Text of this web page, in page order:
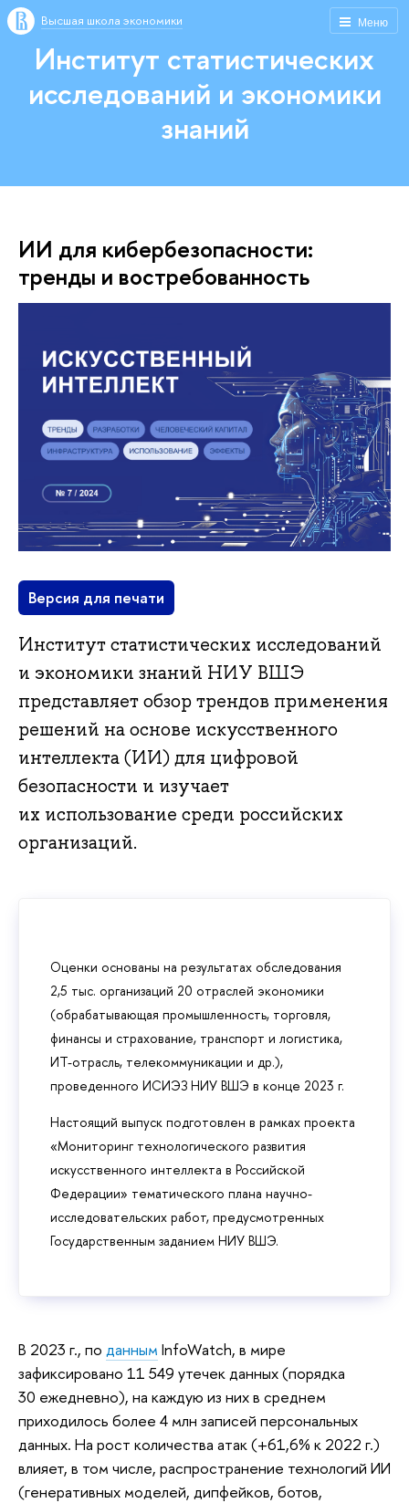
Меню
Высшая школа экономики
Институт статистических
исследований и экономики
знаний
ИИ для кибербезопасности:
тренды и востребованность
Версия для печати
Институт статистических исследований
и экономики знаний НИУ ВШЭ
представляет обзор трендов применения
решений на основе искусственного
интеллекта (ИИ) для цифровой
безопасности и изучает
их использование среди российских
организаций.
Оценки основаны на результатах обследования
2,5 тыс. организаций 20 отраслей экономики
(обрабатывающая промышленность, торговля,
финансы и страхование, транспорт и логистика,
ИТ-отрасль, телекоммуникации и др.),
проведенного ИСИЭЗ НИУ ВШЭ в конце 2023 г.
Настоящий выпуск подготовлен в рамках проекта
«Мониторинг технологического развития
искусственного интеллекта в Российской
Федерации» тематического плана научно-
исследовательских работ, предусмотренных
Государственным заданием НИУ ВШЭ.
В 2023 г., по данным InfoWatch, в мире
зафиксировано 11 549 утечек данных (порядка
30 ежедневно), на каждую из них в среднем
приходилось более 4 млн записей персональных
данных. На рост количества атак (+61,6% к 2022 г.)
влияет, в том числе, распространение технологий ИИ
(генеративных моделей, дипфейков, ботов,